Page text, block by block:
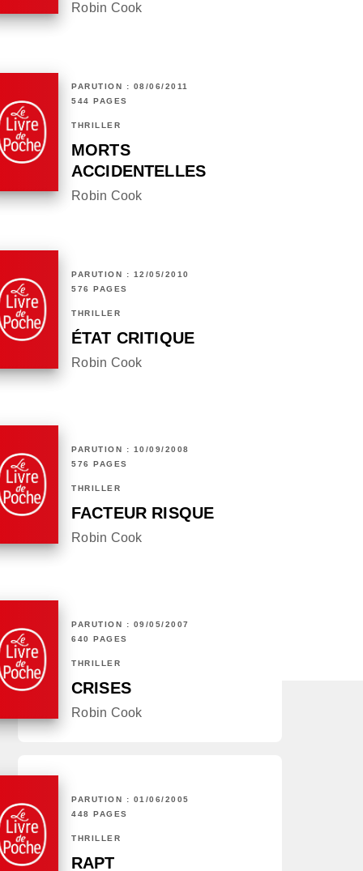
Robin Cook
PARUTION : 08/06/2011
544 PAGES
THRILLER
MORTS
ACCIDENTELLES
Robin Cook
PARUTION : 12/05/2010
576 PAGES
THRILLER
ÉTAT CRITIQUE
Robin Cook
PARUTION : 10/09/2008
576 PAGES
THRILLER
FACTEUR RISQUE
Robin Cook
PARUTION : 09/05/2007
640 PAGES
THRILLER
CRISES
Robin Cook
PARUTION : 01/06/2005
448 PAGES
THRILLER
RAPT